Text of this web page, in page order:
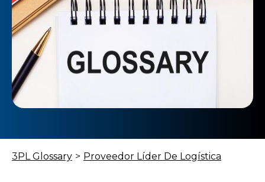
3PL Glossary > Proveedor Líder De Logística